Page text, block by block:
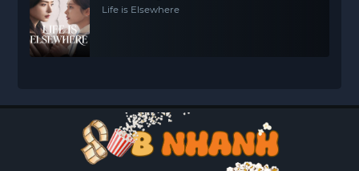
Life is Elsewhere